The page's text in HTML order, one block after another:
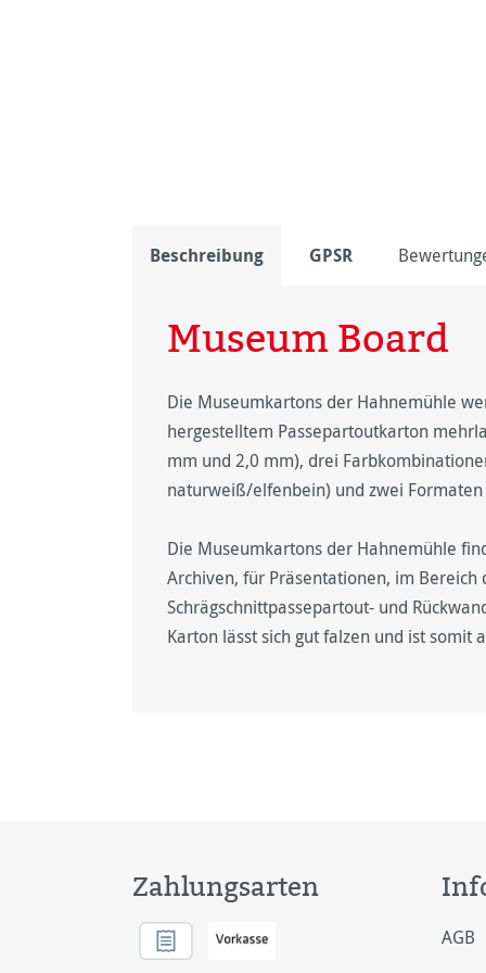
Beschreibung GPSR
Museum Board
Die Museumkartons der Hahnemühle
hergestelltem Passepartoutkarton
mm und 2,0 mm), drei
naturweiß/elfenbein) und zwei
Die Museumkartons der Hahnemühle
Archiven, für Präsentationen, im Bereich
Schrägschnittpassepartout- und
Karton lässt sich gut falzen und ist somit
Zahlungsarten
AGB